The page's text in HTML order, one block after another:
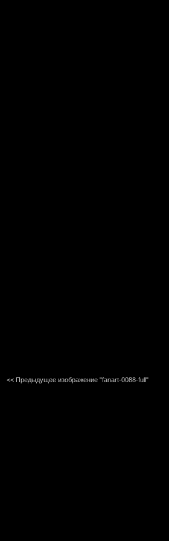
<< Предыдущее изображение "fanart-0088-full"